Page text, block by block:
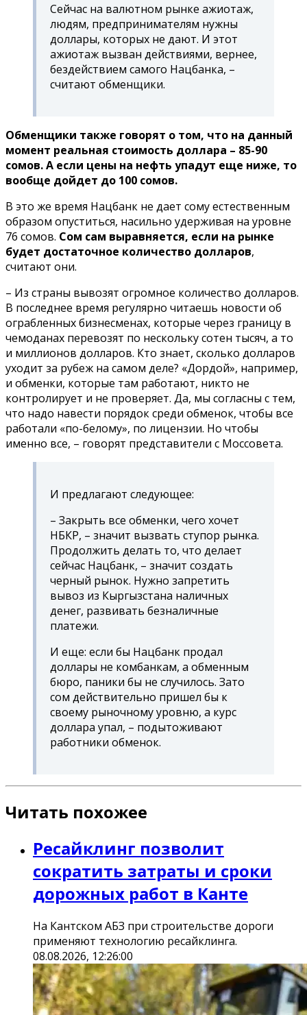
Сейчас на валютном рынке ажиотаж,
людям, предпринимателям нужны
доллары, которых не дают. И этот
ажиотаж вызван действиями, вернее,
бездействием самого Нацбанка, –
считают обменщики.
Обменщики также говорят о том, что на данный
момент реальная стоимость доллара – 85-90
сомов. А если цены на нефть упадут еще ниже, то
вообще дойдет до 100 сомов.
В это же время Нацбанк не дает сому естественным
образом опуститься, насильно удерживая на уровне
76 сомов. Сом сам выравняется, если на рынке
будет достаточное количество долларов,
считают они.
– Из страны вывозят огромное количество долларов.
В последнее время регулярно читаешь новости об
ограбленных бизнесменах, которые через границу в
чемоданах перевозят по нескольку сотен тысяч, а то
и миллионов долларов. Кто знает, сколько долларов
уходит за рубеж на самом деле? «Дордой», например,
и обменки, которые там работают, никто не
контролирует и не проверяет. Да, мы согласны с тем,
что надо навести порядок среди обменок, чтобы все
работали «по-белому», по лицензии. Но чтобы
именно все, – говорят представители с Моссовета.
И предлагают следующее:
– Закрыть все обменки, чего хочет
НБКР, – значит вызвать ступор рынка.
Продолжить делать то, что делает
сейчас Нацбанк, – значит создать
черный рынок. Нужно запретить
вывоз из Кыргызстана наличных
денег, развивать безналичные
платежи.
И еще: если бы Нацбанк продал
доллары не комбанкам, а обменным
бюро, паники бы не случилось. Зато
сом действительно пришел бы к
своему рыночному уровню, а курс
доллара упал, – подытоживают
работники обменок.
Читать похожее
Ресайклинг позволит
сократить затраты и сроки
дорожных работ в Канте
На Кантском АБЗ при строительстве дороги
применяют технологию ресайклинга.
08.08.2026, 12:26:00